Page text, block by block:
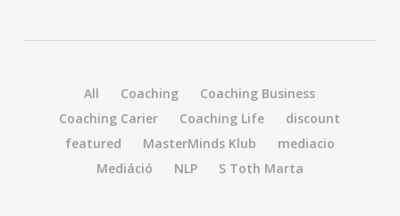
All Coaching
Coaching Business
Coaching Carier
Coaching Life
discount
featured
MasterMinds Klub
mediacio
Mediáció
NLP S Toth Marta